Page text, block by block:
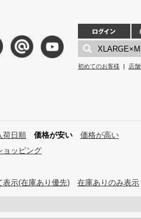
初めてのお客様 | 店
荷日順 価格が安い
価格が高い
ョッピング
表示(在庫あり優先) 在庫ありのみ表示